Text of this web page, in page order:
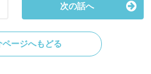
次の話へ
ージへもどる